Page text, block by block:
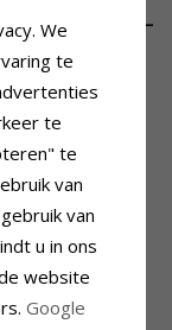
653,-
Wesselton
Si
We
te
te
te
van
van
u in ons
website
Google